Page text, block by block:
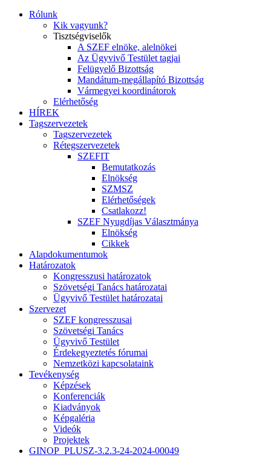
Rólunk
Kik vagyunk?
Tisztségviselők
A SZEF elnöke, alelnökei
Az Ügyvivő Testület tagjai
Felügyelő Bizottság
Mandátum-megállapító Bizottság
Vármegyei koordinátorok
Elérhetőség
HÍREK
Tagszervezetek
Tagszervezetek
Rétegszervezetek
SZEFIT
Bemutatkozás
Elnökség
SZMSZ
Elérhetőségek
Csatlakozz!
SZEF Nyugdíjas Választmánya
Elnökség
Cikkek
Alapdokumentumok
Határozatok
Kongresszusi határozatok
Szövetségi Tanács határozatai
Ügyvivő Testület határozatai
Szervezet
SZEF kongresszusai
Szövetségi Tanács
Ügyvivő Testület
Érdekegyeztetés fórumai
Nemzetközi kapcsolataink
Tevékenység
Képzések
Konferenciák
Kiadványok
Képgaléria
Videók
Projektek
GINOP_PLUSZ-3.2.3-24-2024-00049